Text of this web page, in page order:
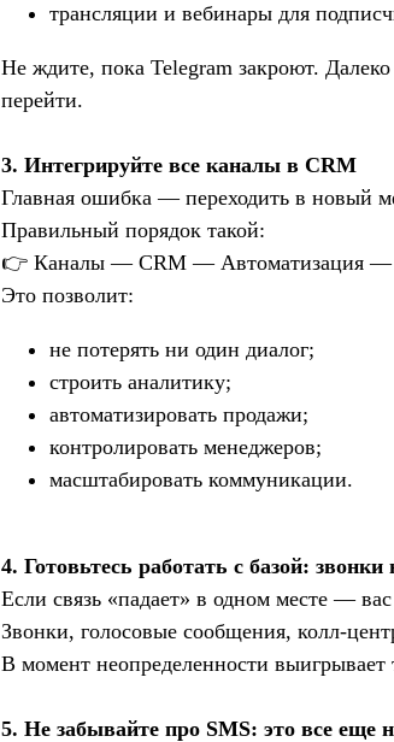
трансляции и вебинары для
Не ждите, пока Telegram закроют.
перейти.
3. Интегрируйте все каналы в CRM
Главная ошибка — переходить в новый
Правильный порядок такой:
👉 Каналы — CRM — Автоматизация —
Это позволит:
не потерять ни один диалог;
строить аналитику;
автоматизировать продажи;
контролировать менеджеров;
масштабировать коммуникации.
4. Готовьтесь работать с базой:
Если связь «падает» в одном месте —
Звонки, голосовые сообщения, колл-
В момент неопределенности выигрывает
5. Не забывайте про SMS: это все еще